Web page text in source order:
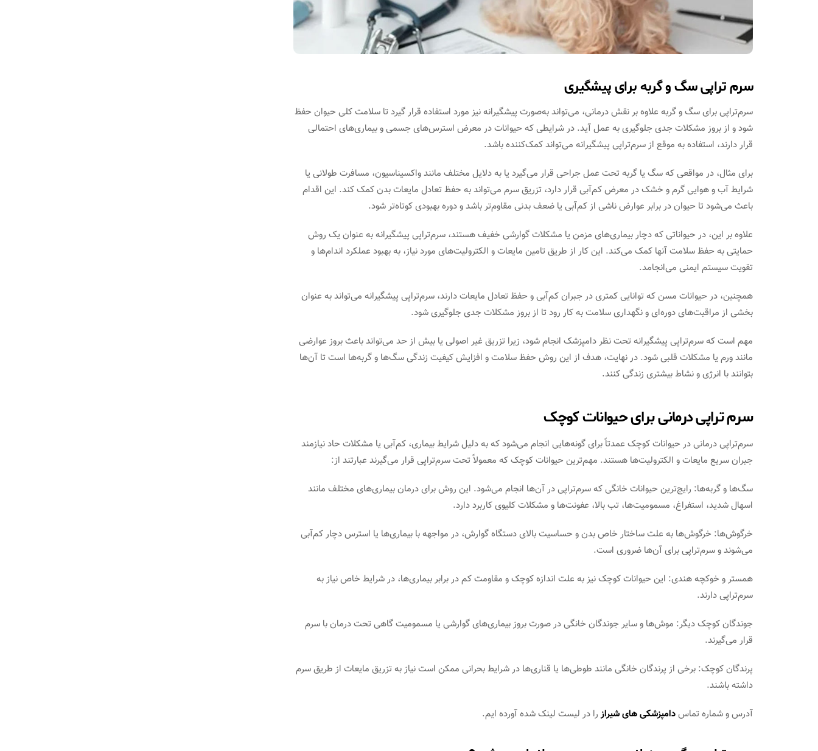
سرم تراپی سگ و گربه برای پیشگیری
سرم‌تراپی برای سگ و گربه علاوه بر نقش درمانی، می‌تواند به‌صورت پیشگیرانه نیز مورد استفاده قرار گیرد تا سلامت کلی حیوان حفظ
شود و از بروز مشکلات جدی جلوگیری به عمل آید. در شرایطی که حیوانات در معرض استرس‌های جسمی و بیماری‌های احتمالی
قرار دارند، استفاده به موقع از سرم‌تراپی پیشگیرانه می‌تواند کمک‌کننده باشد.
برای مثال، در مواقعی که سگ یا گربه تحت عمل جراحی قرار می‌گیرد یا به دلایل مختلف مانند واکسیناسیون، مسافرت طولانی یا
شرایط آب و هوایی گرم و خشک در معرض کم‌آبی قرار دارد، تزریق سرم می‌تواند به حفظ تعادل مایعات بدن کمک کند. این اقدام
باعث می‌شود تا حیوان در برابر عوارض ناشی از کم‌آبی یا ضعف بدنی مقاوم‌تر باشد و دوره بهبودی کوتاه‌تر شود.
علاوه بر این، در حیواناتی که دچار بیماری‌های مزمن یا مشکلات گوارشی خفیف هستند، سرم‌تراپی پیشگیرانه به عنوان یک روش
حمایتی به حفظ سلامت آنها کمک می‌کند. این کار از طریق تامین مایعات و الکترولیت‌های مورد نیاز، به بهبود عملکرد اندام‌ها و
تقویت سیستم ایمنی می‌انجامد.
همچنین، در حیوانات مسن که توانایی کمتری در جبران کم‌آبی و حفظ تعادل مایعات دارند، سرم‌تراپی پیشگیرانه می‌تواند به عنوان
بخشی از مراقبت‌های دوره‌ای و نگهداری سلامت به کار رود تا از بروز مشکلات جدی جلوگیری شود.
مهم است که سرم‌تراپی پیشگیرانه تحت نظر دامپزشک انجام شود، زیرا تزریق غیر اصولی یا بیش از حد می‌تواند باعث بروز عوارضی
مانند ورم یا مشکلات قلبی شود. در نهایت، هدف از این روش حفظ سلامت و افزایش کیفیت زندگی سگ‌ها و گربه‌ها است تا آن‌ها
بتوانند با انرژی و نشاط بیشتری زندگی کنند.
سرم تراپی درمانی برای حیوانات کوچک
سرم‌تراپی درمانی در حیوانات کوچک عمدتاً برای گونه‌هایی انجام می‌شود که به دلیل شرایط بیماری، کم‌آبی یا مشکلات حاد نیازمند
جبران سریع مایعات و الکترولیت‌ها هستند. مهم‌ترین حیوانات کوچک که معمولاً تحت سرم‌تراپی قرار می‌گیرند عبارتند از:
سگ‌ها و گربه‌ها: رایج‌ترین حیوانات خانگی که سرم‌تراپی در آن‌ها انجام می‌شود. این روش برای درمان بیماری‌های مختلف مانند
اسهال شدید، استفراغ، مسمومیت‌ها، تب بالا، عفونت‌ها و مشکلات کلیوی کاربرد دارد.
خرگوش‌ها: خرگوش‌ها به علت ساختار خاص بدن و حساسیت بالای دستگاه گوارش، در مواجهه با بیماری‌ها یا استرس دچار کم‌آبی
می‌شوند و سرم‌تراپی برای آن‌ها ضروری است.
همستر و خوکچه هندی: این حیوانات کوچک نیز به علت اندازه کوچک و مقاومت کم در برابر بیماری‌ها، در شرایط خاص نیاز به
سرم‌تراپی دارند.
جوندگان کوچک دیگر: موش‌ها و سایر جوندگان خانگی در صورت بروز بیماری‌های گوارشی یا مسمومیت گاهی تحت درمان با سرم
قرار می‌گیرند.
پرندگان کوچک: برخی از پرندگان خانگی مانند طوطی‌ها یا قناری‌ها در شرایط بحرانی ممکن است نیاز به تزریق مایعات از طریق سرم
داشته باشند.
آدرس و شماره تماسدامپزشکی های شیراز را در لیست لینک شده آورده ایم.